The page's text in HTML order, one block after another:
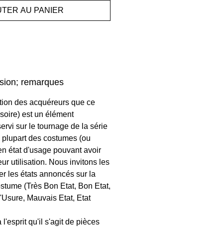
AU PANIER
remarques
des acquéreurs que ce
est un élément
sur le tournage de la série
des costumes (ou
état d'usage pouvant avoir
utilisation. Nous invitons les
les états annoncés sur la
(Très Bon Etat, Bon Etat,
Mauvais Etat, Etat
l'esprit qu'il s'agit de pièces